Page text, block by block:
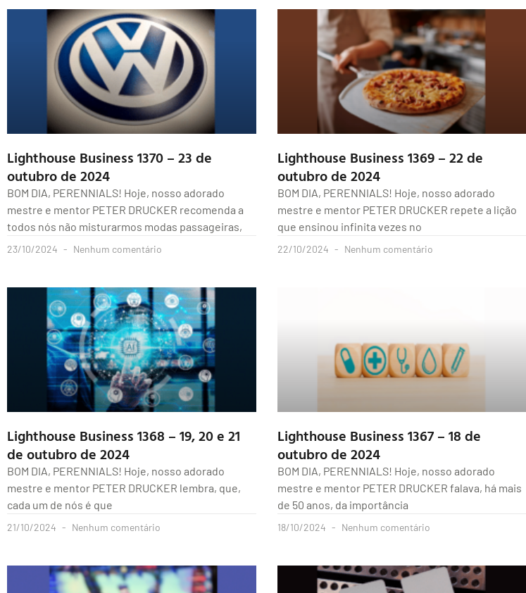
Lighthouse Business 1370 – 23 de
outubro de 2024
BOM DIA, PERENNIALS! Hoje, nosso adorado
mestre e mentor PETER DRUCKER recomenda a
todos nós não misturarmos modas passageiras,
23/10/2024 Nenhum comentário
Lighthouse Business 1369 – 22 de
outubro de 2024
BOM DIA, PERENNIALS! Hoje, nosso adorado
mestre e mentor PETER DRUCKER repete a lição
que ensinou infinita vezes no
22/10/2024 Nenhum comentário
Lighthouse Business 1368 – 19, 20 e 21
de outubro de 2024
BOM DIA, PERENNIALS! Hoje, nosso adorado
mestre e mentor PETER DRUCKER lembra, que,
cada um de nós é que
21/10/2024 Nenhum comentário
Lighthouse Business 1367 – 18 de
outubro de 2024
BOM DIA, PERENNIALS! Hoje, nosso adorado
mestre e mentor PETER DRUCKER falava, há mais
de 50 anos, da importância
18/10/2024 Nenhum comentário